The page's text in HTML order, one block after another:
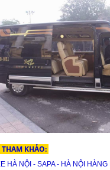
THAM KHẢO:
HÀ NỘI - SAPA - HÀ NỘI HÀNG